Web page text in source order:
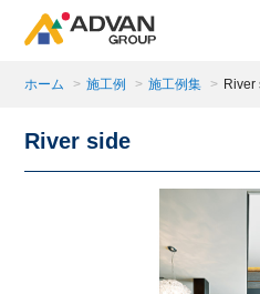
商品ページにある「お気に入
商品がここに表示されます。
閉
ホーム > 施工例 > 施工例集 > River
River side